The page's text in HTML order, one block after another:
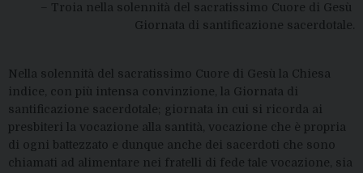
– Troia nella solennità del sacratissimo Cuore di Gesù
Giornata di santificazione sacerdotale.
Nella solennità del sacratissimo Cuore d i Gesù la Chiesa
indice, con più intensa convinzione, la Giornata di
santificazione sacerdotale;
g iornata in cui si ricorda ai
presbiteri la vocazione alla santità, vocazione che è propria
di ogni battezzato e dunque anche dei sacerdoti che sono
chiamati ad alimentare nei fratelli di fede tale vocazione , sia